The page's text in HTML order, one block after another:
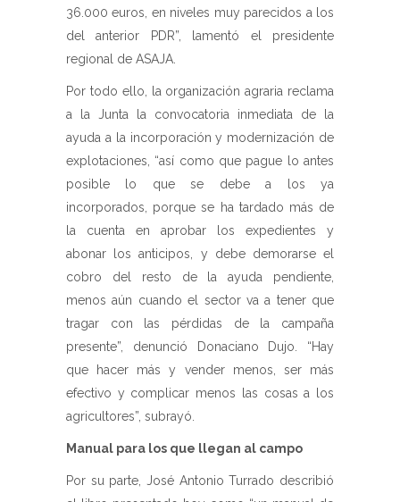
36.000 euros, en niveles muy parecidos a los
del anterior PDR”, lamentó el presidente
regional de ASAJA.
Por todo ello, la organización agraria reclama
a la Junta la convocatoria inmediata de la
ayuda a la incorporación y modernización de
explotaciones, “así como que pague lo antes
posible lo que se debe a los ya
incorporados, porque se ha tardado más de
la cuenta en aprobar los expedientes y
abonar los anticipos, y debe demorarse el
cobro del resto de la ayuda pendiente,
menos aún cuando el sector va a tener que
tragar con las pérdidas de la campaña
presente”, denunció Donaciano Dujo. “Hay
que hacer más y vender menos, ser más
efectivo y complicar menos las cosas a los
agricultores”, subrayó.
Manual para los que llegan al campo
Por su parte, José Antonio Turrado describió